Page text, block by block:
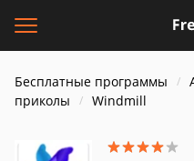
Бесплатные программы
приколы
Windmill